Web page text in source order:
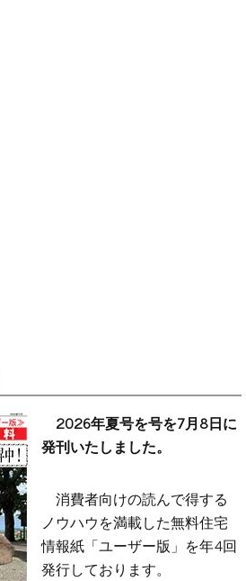
2026年夏号を号を7月8日に
発刊いたしました。
消費者向けの読んで得する
ノウハウを満載した無料住宅
情報紙「ユーザー版」を年4回
発行しております。